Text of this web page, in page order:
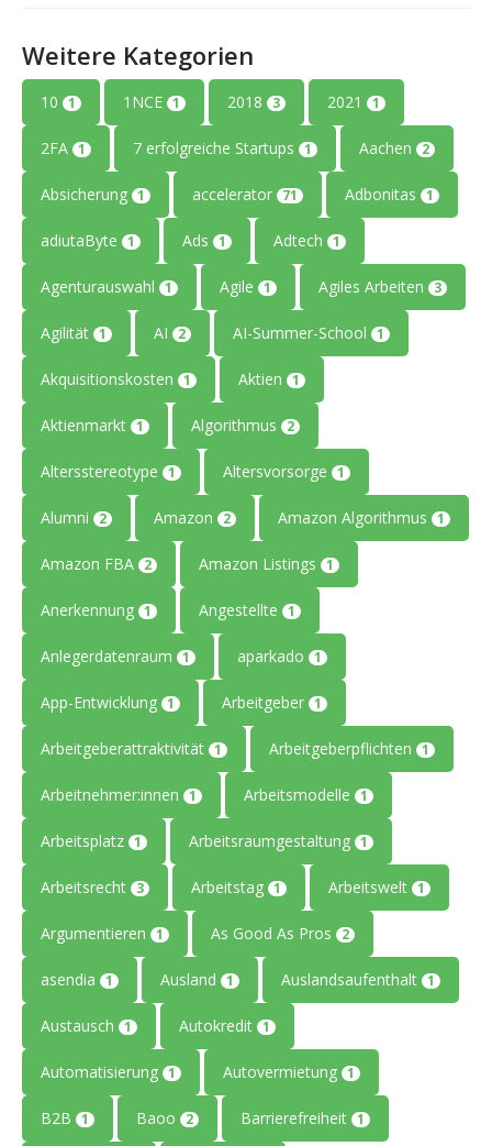
Weitere Kategorien
10 1 1NCE 1 2018 3 2021 1
2FA 1 7 erfolgreiche Startups 1 Aachen 2
Absicherung 1 accelerator 71 Adbonitas 1
adiutaByte 1 Ads 1 Adtech 1
Agenturauswahl 1 Agile 1 Agiles Arbeiten 3
Agilität 1 AI 2 AI-Summer-School 1
Akquisitionskosten 1 Aktien 1
Aktienmarkt 1 Algorithmus 2
Altersstereotype 1 Altersvorsorge 1
Alumni 2 Amazon 2 Amazon Algorithmus 1
Amazon FBA 2 Amazon Listings 1
Anerkennung 1 Angestellte 1
Anlegerdatenraum 1 aparkado 1
App-Entwicklung 1 Arbeitgeber 1
Arbeitgeberattraktivität 1 Arbeitgeberpflichten 1
Arbeitnehmer:innen 1 Arbeitsmodelle 1
Arbeitsplatz 1 Arbeitsraumgestaltung 1
Arbeitsrecht 3 Arbeitstag 1 Arbeitswelt 1
Argumentieren 1 As Good As Pros 2
asendia 1 Ausland 1 Auslandsaufenthalt 1
Austausch 1 Autokredit 1
Automatisierung 1 Autovermietung 1
B2B 1 Baoo 2 Barrierefreiheit 1